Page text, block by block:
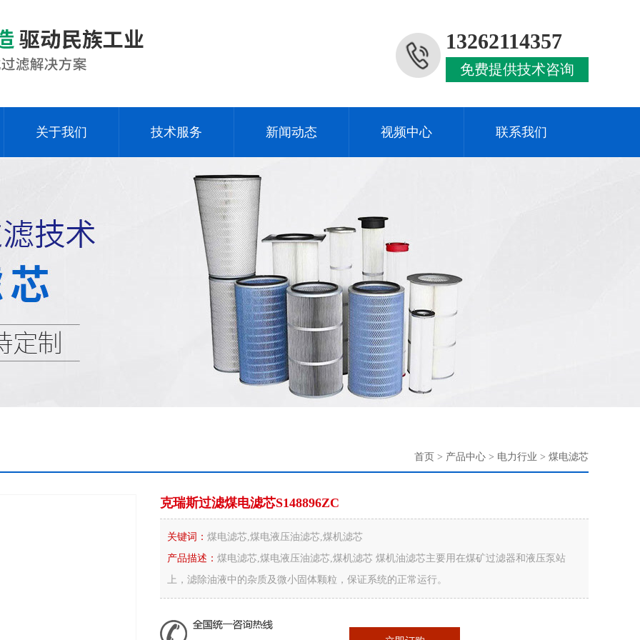
13262114357
免费提供技术咨询
关于我们 技术服务 新闻动态 视频中心 联系我们
首页 > 产品中心 > 电力行业 > 煤电滤芯
克瑞斯过滤煤电滤芯S148896ZC
关键词： 煤电滤芯,煤电液压油滤芯,煤机滤芯
产品描述： 煤电滤芯,煤电液压油滤芯,煤机滤芯 煤机油滤芯主要用在煤矿过滤器和液压泵站
上，滤除油液中的杂质及微小固体颗粒，保证系统的正常运行。